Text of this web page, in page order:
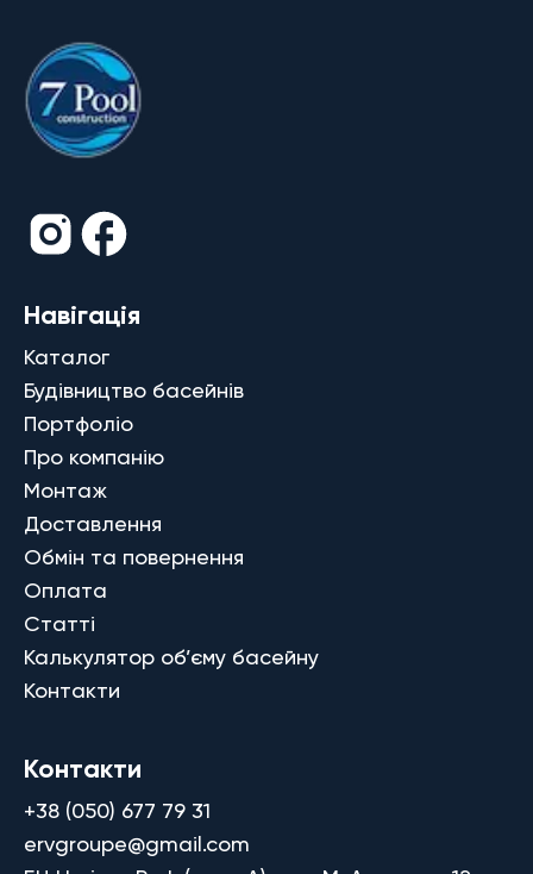
Навігація
Каталог
Будівництво басейнів
Портфоліо
Про компанію
Монтаж
Доставлення
Обмін та повернення
Оплата
Статті
Калькулятор об’єму басейну
Контакти
Контакти
+38 (050) 677 79 31
ervgroupe@gmail.com